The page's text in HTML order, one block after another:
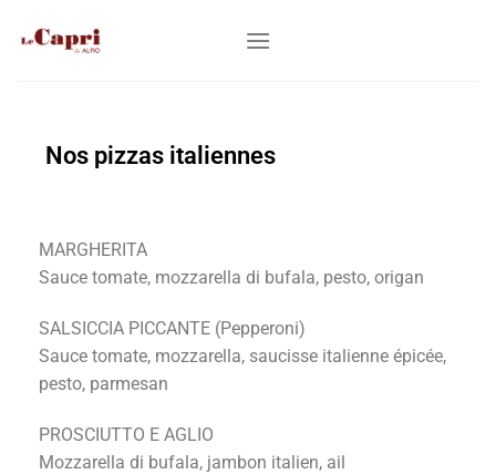
Nos pizzas italiennes
MARGHERITA
Sauce tomate, mozzarella di bufala, pesto, origan
SALSICCIA PICCANTE (Pepperoni)
Sauce tomate, mozzarella, saucisse italienne épicée,
pesto, parmesan
PROSCIUTTO E AGLIO
Mozzarella di bufala, jambon italien, ail